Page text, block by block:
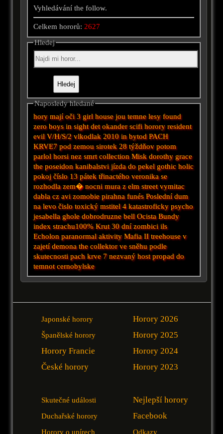
Vyhledávání the follow.
Celkem hororů:2627
Hledej
Naposledy hledané
hory mají oči 3 girl house jou temne lesy found
zero boys in sight det okander scifi horory resident
evil V/H/S/2 vlkodlak 2010 in bytod PACH
KRVE7 pod zemou sirotek 28 týždňov potom
parlol horsi nez smrt collection Misk dorothy grace
the poseidon kanibalstvi jízda do pekel gothic holic
pokoj číslo 13 pátek třinactého veronika se
rozhodla zem� nocni mura z elm street vymitac
dabla cz avi zomobie pirahna funés Poslední dum
na levo čislo toxický mstitel 4 katastroficky psycho
jesabella ghole dobrodruzne bell Ocista Bundy
index strachu100% Krut 30 dní zombici ils
Echolon paranormal aktivity Mafia II treehouse v
zajetí demona the collektor ve sněhu podle
skutecnosti pach krve 7 nezvaný host propad do
temnot cernobylske
Japonské horory
Španělské horory
Horory Francie
České horory
Horory 2026
Horory 2025
Horory 2024
Horory 2023
Skutečné události
Duchařské horory
Horory o upírech
Nejlepší horory
Facebook
Odkazy